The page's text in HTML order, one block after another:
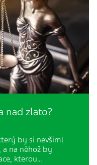
nad zlato?
by si nevšiml
na něhož by
kterou…